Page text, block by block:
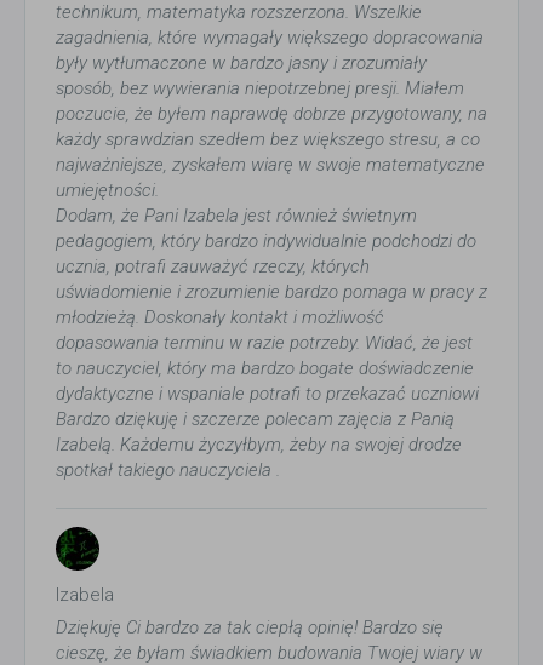
technikum, matematyka rozszerzona. Wszelkie
zagadnienia, które wymagały większego dopracowania
były wytłumaczone w bardzo jasny i zrozumiały
sposób, bez wywierania niepotrzebnej presji. Miałem
poczucie, że byłem naprawdę dobrze przygotowany, na
każdy sprawdzian szedłem bez większego stresu, a co
najważniejsze, zyskałem wiarę w swoje matematyczne
umiejętności.
Dodam, że Pani Izabela jest również świetnym
pedagogiem, który bardzo indywidualnie podchodzi do
ucznia, potrafi zauważyć rzeczy, których
uświadomienie i zrozumienie bardzo pomaga w pracy z
młodzieżą. Doskonały kontakt i możliwość
dopasowania terminu w razie potrzeby. Widać, że jest
to nauczyciel, który ma bardzo bogate doświadczenie
dydaktyczne i wspaniale potrafi to przekazać uczniowi
Bardzo dziękuję i szczerze polecam zajęcia z Panią
Izabelą. Każdemu życzyłbym, żeby na swojej drodze
spotkał takiego nauczyciela .
Izabela
Dziękuję Ci bardzo za tak ciepłą opinię! Bardzo się
cieszę, że byłam świadkiem budowania Twojej wiary w